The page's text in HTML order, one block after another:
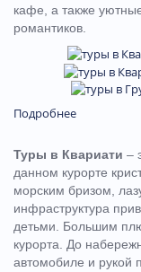
кафе, а также
романтиков.
Подробнее
Туры в Квариати –
данном курорте
морским бризом,
инфраструктура
детьми. Большим
курорта. До
автомобиле и рукой